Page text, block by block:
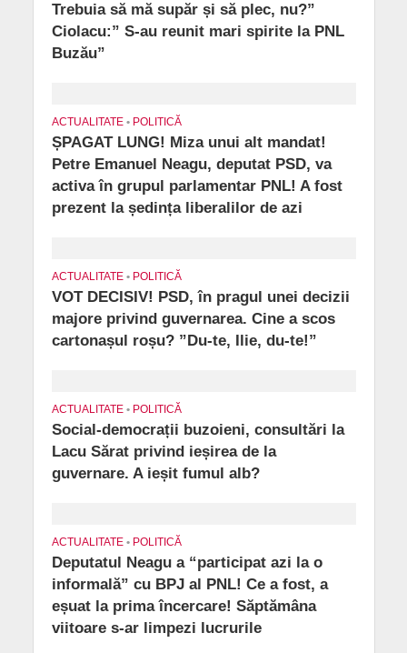
Trebuia să mă supăr și să plec, nu?”
Ciolacu:” S-au reunit mari spirite la PNL
Buzău”
ACTUALITATE • POLITICĂ
ȘPAGAT LUNG! Miza unui alt mandat!
Petre Emanuel Neagu, deputat PSD, va
activa în grupul parlamentar PNL! A fost
prezent la ședința liberalilor de azi
ACTUALITATE • POLITICĂ
VOT DECISIV! PSD, în pragul unei decizii
majore privind guvernarea. Cine a scos
cartonașul roșu? ”Du-te, Ilie, du-te!”
ACTUALITATE • POLITICĂ
Social-democrații buzoieni, consultări la
Lacu Sărat privind ieșirea de la
guvernare. A ieșit fumul alb?
ACTUALITATE • POLITICĂ
Deputatul Neagu a “participat azi la o
informală” cu BPJ al PNL! Ce a fost, a
eșuat la prima încercare! Săptămâna
viitoare s-ar limpezi lucrurile